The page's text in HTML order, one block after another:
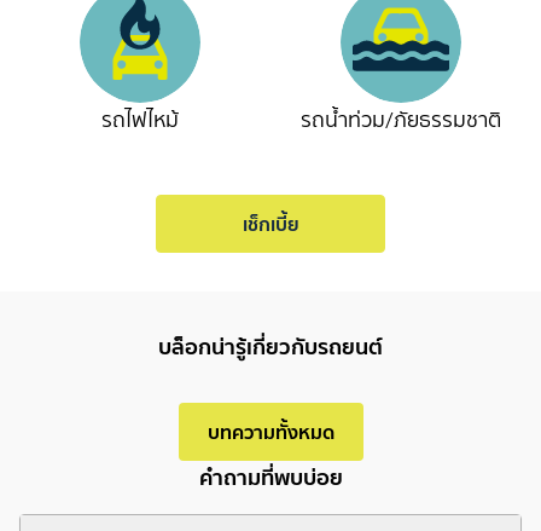
รถไฟไหม้ รถน้ำท่วม/ภัยธรรมชาติ
เช็กเบี้ย
บล็อกน่ารู้เกี่ยวกับรถยนต์
บทความทั้งหมด
คำถามที่พบบ่อย